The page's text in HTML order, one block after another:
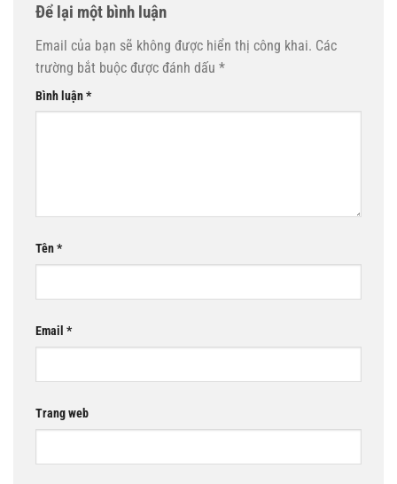
Để lại một bình luận
Email của bạn sẽ không được hiển thị công khai. Các
trường bắt buộc được đánh dấu *
Bình luận*
Tên*
Email *
Trang web